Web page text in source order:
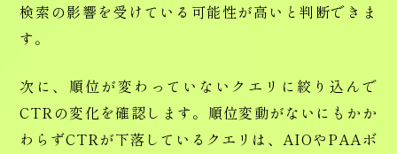
検索の影響を受けている可能性が高いと判断できま
す。
次に、順位が変わっていないクエリに絞り込んで
CTRの変化を確認します。順位変動がないにもかか
わらずCTRが下落しているクエリは、AIOやPAAボ